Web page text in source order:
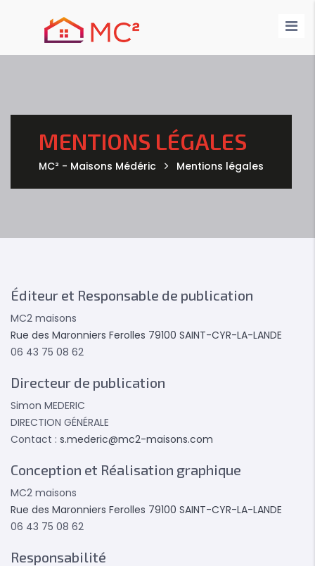
Demande de devis Nos Réalisations Contact
MENTIONS LÉGALES
MC² - Maisons Médéric Mentions légales
Éditeur et Responsable de publication
MC2 maisons
Rue des Maronniers Ferolles 79100 SAINT-CYR-LA-LANDE
06 43 75 08 62
Directeur de publication
Simon MEDERIC
DIRECTION GÉNÉRALE
Contact : s.mederic@mc2-maisons.com
Conception et Réalisation graphique
MC2 maisons
Rue des Maronniers Ferolles 79100 SAINT-CYR-LA-LANDE
06 43 75 08 62
Responsabilité